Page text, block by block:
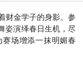
财金学子的身影。参
姿演绎春日生机，尽
场增添一抹明媚春